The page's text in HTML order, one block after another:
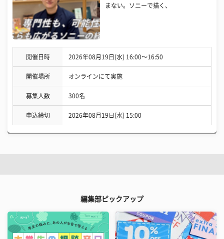
まない。ソニーで描く、
開催日時 2026年08月19日(水) 16:00〜16:50
開催場所 オンラインにて実施
募集人数 300名
申込締切 2026年08月19日(水) 15:00
編集部ピックアップ